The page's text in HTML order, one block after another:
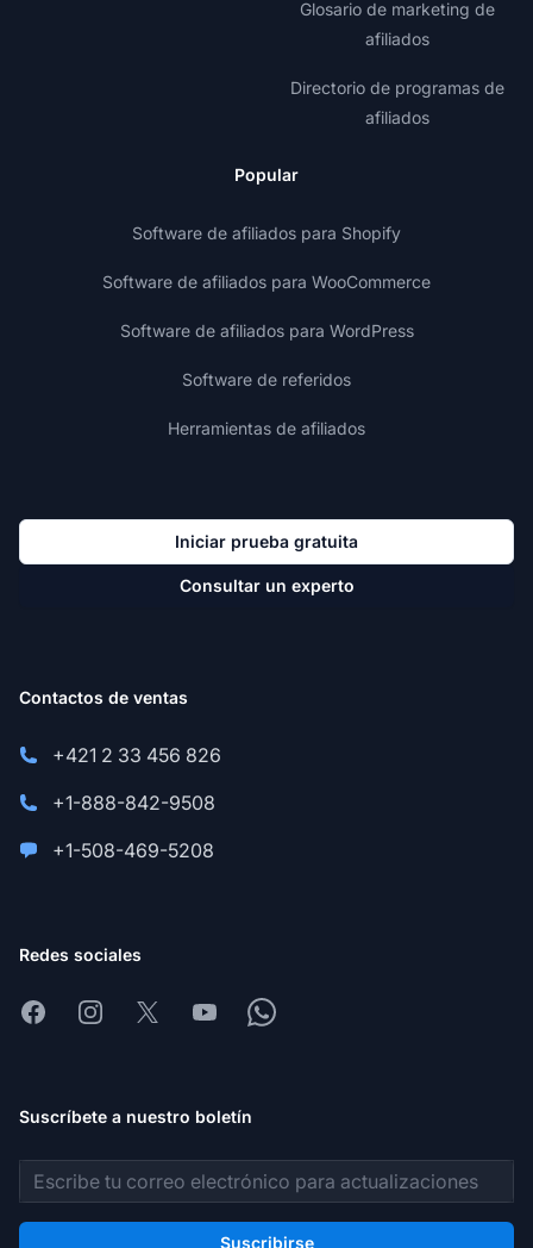
Glosario de marketing de
afiliados
Directorio de programas de
afiliados
Popular
Software de afiliados para Shopify
Software de afiliados para WooCommerce
Software de afiliados para WordPress
Software de referidos
Herramientas de afiliados
Iniciar prueba gratuita
Consultar un experto
Contactos de ventas
+421 2 33 456 826
+1-888-842-9508
+1-508-469-5208
Redes sociales
FacebookInstagram
X YoutubeWhatsapp
Suscríbete a nuestro boletín
Dirección de correo electrónico
Suscribirse